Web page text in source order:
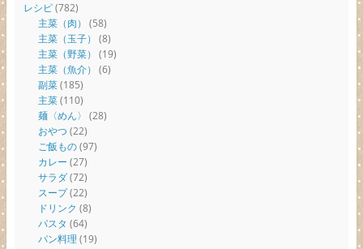
レシピ(782)
主菜（肉） (58)
主菜（玉子） (8)
主菜（野菜） (19)
主菜（魚介） (6)
副菜(185)
主菜(110)
麺〈めん〉 (28)
おやつ (22)
ご飯もの(97)
カレー (27)
サラダ(72)
スープ(22)
ドリンク (8)
パスタ (64)
パン料理 (19)